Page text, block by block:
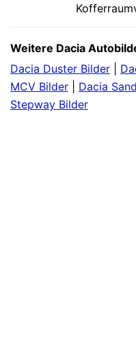
Weitere Dacia
Dacia Duster Bilder
MCV Bilder
Dacia
Stepway Bilder